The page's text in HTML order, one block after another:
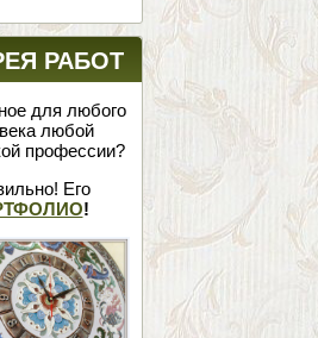
РАБОТ
для любого
любой
профессии?
Его
!